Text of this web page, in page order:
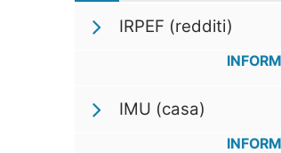
IRPEF (redditi)
IMU (casa)